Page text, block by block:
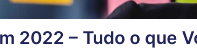
2022 – Tudo o que